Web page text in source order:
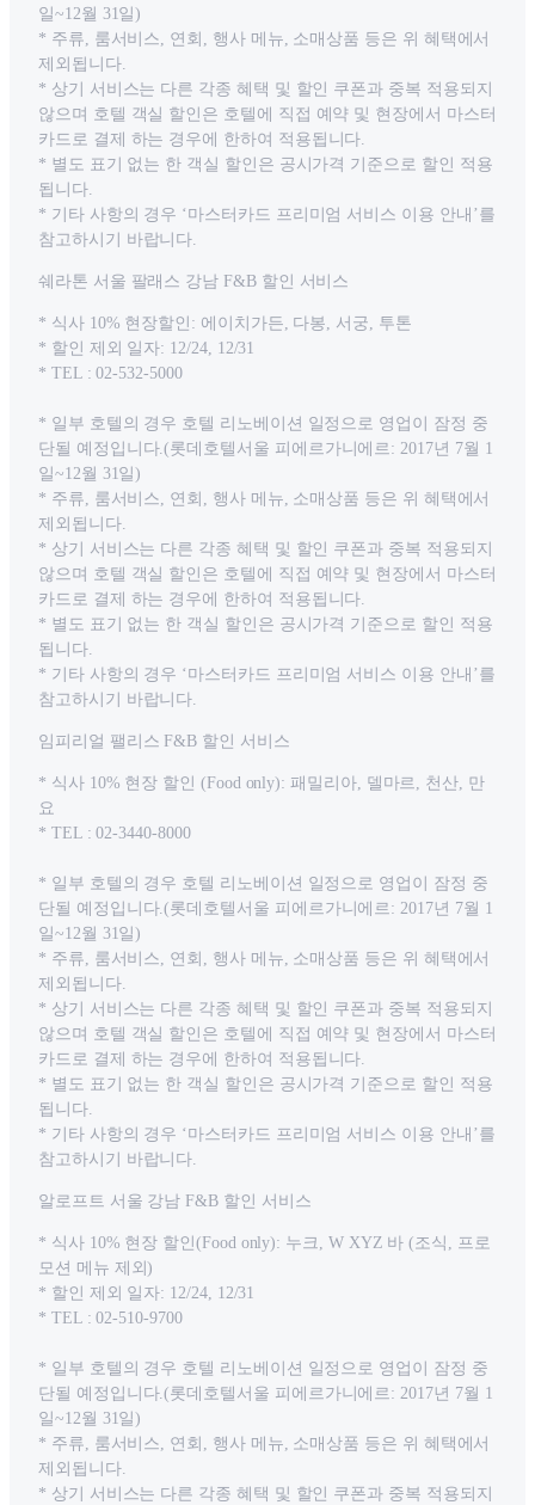
일~12월 31일)
* 주류, 룸서비스, 연회, 행사 메뉴, 소매상품 등은 위 혜택에서
제외됩니다.
* 상기 서비스는 다른 각종 혜택 및 할인 쿠폰과 중복 적용되지
않으며 호텔 객실 할인은 호텔에 직접 예약 및 현장에서 마스터
카드로 결제 하는 경우에 한하여 적용됩니다.
* 별도 표기 없는 한 객실 할인은 공시가격 기준으로 할인 적용
됩니다.
* 기타 사항의 경우 ‘마스터카드 프리미엄 서비스 이용 안내’를
참고하시기 바랍니다.
쉐라톤 서울 팔래스 강남 F&B 할인 서비스
* 식사 10% 현장할인: 에이치가든, 다봉, 서궁, 투톤
* 할인 제외 일자: 12/24, 12/31
* TEL : 02-532-5000
* 일부 호텔의 경우 호텔 리노베이션 일정으로 영업이 잠정 중
단될 예정입니다.(롯데호텔서울 피에르가니에르: 2017년 7월 1
일~12월 31일)
* 주류, 룸서비스, 연회, 행사 메뉴, 소매상품 등은 위 혜택에서
제외됩니다.
* 상기 서비스는 다른 각종 혜택 및 할인 쿠폰과 중복 적용되지
않으며 호텔 객실 할인은 호텔에 직접 예약 및 현장에서 마스터
카드로 결제 하는 경우에 한하여 적용됩니다.
* 별도 표기 없는 한 객실 할인은 공시가격 기준으로 할인 적용
됩니다.
* 기타 사항의 경우 ‘마스터카드 프리미엄 서비스 이용 안내’를
참고하시기 바랍니다.
임피리얼 팰리스 F&B 할인 서비스
* 식사 10% 현장 할인 (Food only): 패밀리아, 델마르, 천산, 만
요
* TEL : 02-3440-8000
* 일부 호텔의 경우 호텔 리노베이션 일정으로 영업이 잠정 중
단될 예정입니다.(롯데호텔서울 피에르가니에르: 2017년 7월 1
일~12월 31일)
* 주류, 룸서비스, 연회, 행사 메뉴, 소매상품 등은 위 혜택에서
제외됩니다.
* 상기 서비스는 다른 각종 혜택 및 할인 쿠폰과 중복 적용되지
않으며 호텔 객실 할인은 호텔에 직접 예약 및 현장에서 마스터
카드로 결제 하는 경우에 한하여 적용됩니다.
* 별도 표기 없는 한 객실 할인은 공시가격 기준으로 할인 적용
됩니다.
* 기타 사항의 경우 ‘마스터카드 프리미엄 서비스 이용 안내’를
참고하시기 바랍니다.
알로프트 서울 강남 F&B 할인 서비스
* 식사 10% 현장 할인(Food only): 누크, W XYZ 바 (조식, 프로
모션 메뉴 제외)
* 할인 제외 일자: 12/24, 12/31
* TEL : 02-510-9700
* 일부 호텔의 경우 호텔 리노베이션 일정으로 영업이 잠정 중
단될 예정입니다.(롯데호텔서울 피에르가니에르: 2017년 7월 1
일~12월 31일)
* 주류, 룸서비스, 연회, 행사 메뉴, 소매상품 등은 위 혜택에서
제외됩니다.
* 상기 서비스는 다른 각종 혜택 및 할인 쿠폰과 중복 적용되지